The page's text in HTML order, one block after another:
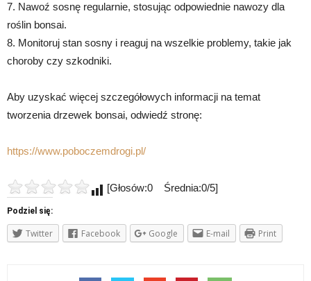
7. Nawoź sosnę regularnie, stosując odpowiednie nawozy dla
roślin bonsai.
8. Monitoruj stan sosny i reaguj na wszelkie problemy, takie jak
choroby czy szkodniki.
Aby uzyskać więcej szczegółowych informacji na temat
tworzenia drzewek bonsai, odwiedź stronę:
https://www.poboczemdrogi.pl/
[Głosów:0 Średnia:0/5]
Podziel się:
Twitter Facebook Google E-mail Print